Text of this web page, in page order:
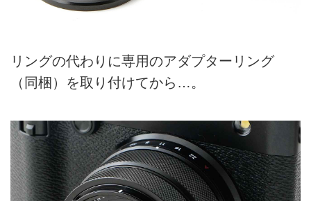
リングの代わりに専用のアダプターリング
（同梱）を取り付けてから…。